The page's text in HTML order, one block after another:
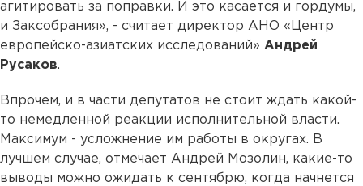
агитировать за поправки. И это касается и гордумы,
и Заксобрания», - считает директор АНО «Центр
европейско-азиатских исследований» Андрей
Русаков.
Впрочем, и в части депутатов не стоит ждать какой-
то немедленной реакции исполнительной власти.
Максимум - усложнение им работы в округах. В
лучшем случае, отмечает Андрей Мозолин, какие-то
выводы можно ожидать к сентябрю, когда начнется